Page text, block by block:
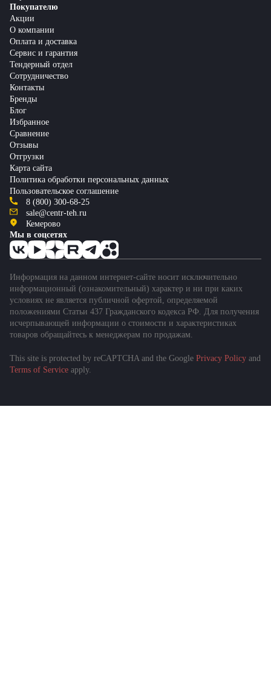
Покупателю
Акции
О компании
Оплата и доставка
Сервис и гарантия
Тендерный отдел
Сотрудничество
Контакты
Бренды
Блог
Избранное
Сравнение
Отзывы
Отгрузки
Карта сайта
Политика обработки персональных данных
Пользовательское соглашение
8 (800) 300-68-25
sale@centr-teh.ru
Кемерово
Мы в соцсетях
Информация на данном интернет-сайте носит исключительно
информационный (ознакомительный) характер и ни при каких
условиях не является публичной офертой, определяемой
положениями Статьи 437 Гражданского кодекса РФ. Для получения
исчерпывающей информации о стоимости и характеристиках
товаров обращайтесь к менеджерам по продажам.
This site is protected by reCAPTCHA and the Google Privacy Policy and
Terms of Service apply.
Подобрать спецтехнику
за 1 минуту